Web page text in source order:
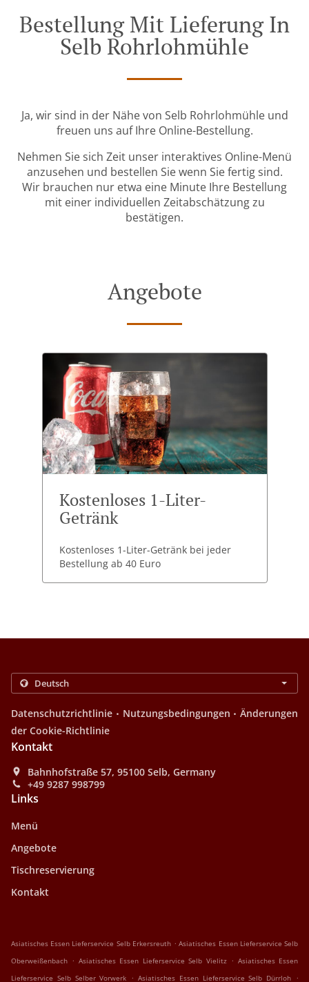
Bestellung Mit Lieferung In
Selb Rohrlohmühle
Ja, wir sind in der Nähe von Selb Rohrlohmühle und
freuen uns auf Ihre Online-Bestellung.
Nehmen Sie sich Zeit unser interaktives Online-Menü
anzusehen und bestellen Sie wenn Sie fertig sind.
Wir brauchen nur etwa eine Minute Ihre Bestellung
mit einer individuellen Zeitabschätzung zu
bestätigen.
Angebote
Kostenloses 1-Liter-
Getränk
Kostenloses 1-Liter-Getränk bei jeder
Bestellung ab 40 Euro
Datenschutzrichtlinie . Nutzungsbedingungen . Änderungen
der Cookie-Richtlinie
Kontakt
Bahnhofstraße 57, 95100 Selb, Germany
+49 9287 998799
Links
Menü
Angebote
Tischreservierung
Kontakt
Asiatisches Essen Lieferservice Selb Erkersreuth . Asiatisches Essen Lieferservice Selb
Oberweißenbach . Asiatisches Essen Lieferservice Selb Vielitz . Asiatisches Essen
Lieferservice Selb Selber Vorwerk . Asiatisches Essen Lieferservice Selb Dürrloh .